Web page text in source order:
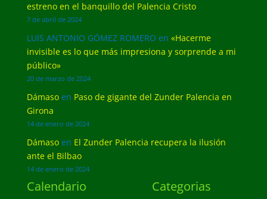
estreno en el banquillo del Palencia Cristo
7 de abril de 2024
LUIS ANTONIO GÓMEZ ROMERO en «Hacerme
invisible es lo que más impresiona y sorprende a mi
público»
20 de marzo de 2024
Dámasoen Paso de gigante del Zunder Palencia en
Girona
14 de enero de 2024
Dámasoen El Zunder Palencia recupera la ilusión
ante el Bilbao
14 de enero de 2024
Calendario Categorias